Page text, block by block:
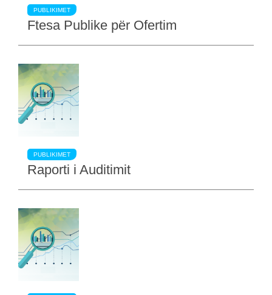
PUBLIKIMET
Ftesa Publike për Ofertim
PUBLIKIMET
Raporti i Auditimit